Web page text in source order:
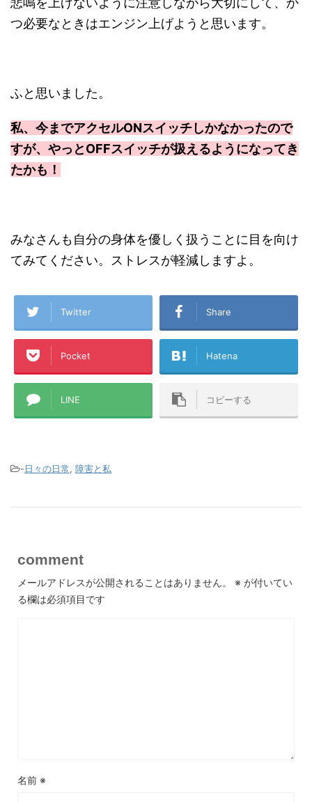
つ必要なときはエンジン上げようと思います。
ふと思いました。
私、今までアクセルONスイッチしかなかったので
すが、やっとOFFスイッチが扱えるようになってき
たかも！
みなさんも自分の身体を優しく扱うことに目を向け
てみてください。ストレスが軽減しますよ。
Twitter Share
Pocket Hatena
LINE コピーする
-日々の日常, 障害と私
comment
メールアドレスが公開されることはありません。 ※ が付いてい
る欄は必須項目です
名前 ※